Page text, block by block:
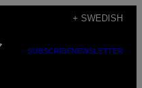
+ SWEDISH
SUBSCRIBENEWSLETTER